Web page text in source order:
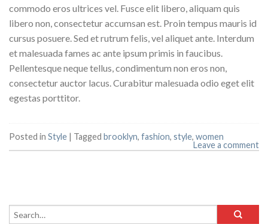
commodo eros ultrices vel. Fusce elit libero, aliquam quis
libero non, consectetur accumsan est. Proin tempus mauris id
cursus posuere. Sed et rutrum felis, vel aliquet ante. Interdum
et malesuada fames ac ante ipsum primis in faucibus.
Pellentesque neque tellus, condimentum non eros non,
consectetur auctor lacus. Curabitur malesuada odio eget elit
egestas porttitor.
Posted in Style | Tagged brooklyn, fashion, style, women
Leave a comment